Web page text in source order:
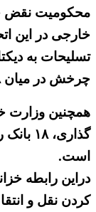
محکومیت نقض
خارجی در این
تسلیحات به
چرخش در میان ۲۸ کشور عضو آن می باشد.
همچنین وزارت
است.
دراین رابطه
کردن نقل و